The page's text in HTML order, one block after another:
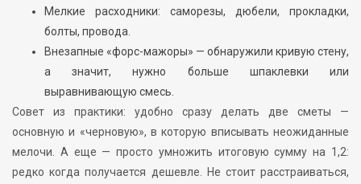
Мелкие расходники: саморезы, дюбели, прокладки,
болты, провода.
Внезапные «форс-мажоры» — обнаружили кривую стену,
а значит, нужно больше шпаклевки или
выравнивающую смесь.
Совет из практики: удобно сразу делать две сметы —
основную и «черновую», в которую вписывать неожиданные
мелочи. А еще — просто умножить итоговую сумму на 1,2:
редко когда получается дешевле. Не стоит расстраиваться,